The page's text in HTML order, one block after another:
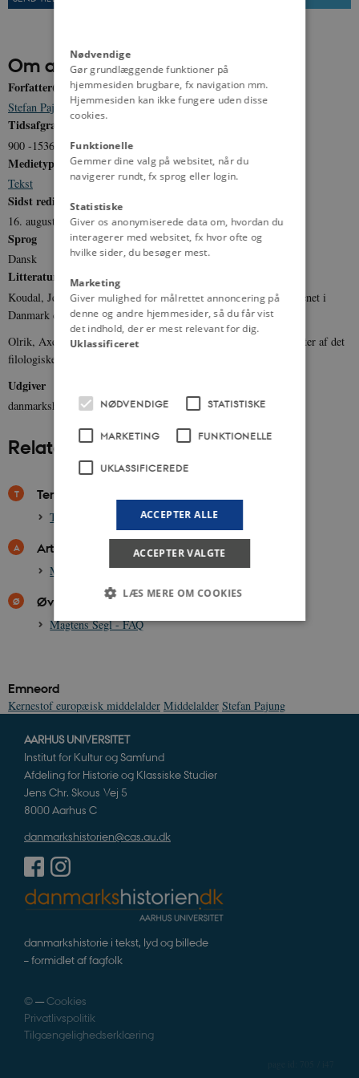
Om artiklen
Forfatter(e)
Stefan Pajung
Tidsafgrænsning
900 -1536
Medietype
Tekst
Sidst redigeret
16. august 2011
Sprog
Dansk
Litteratur
Koudal, Jens Henrik: For borgere og bønder. Stadsmusikantvæsenet i
Danmark ca. 1660-1800 (2000).
Olrik, Axel: Middelalderens vandrende Spillemænd, i Smaaskrifter af det
filologiske Samfund (1886).
Udgiver
danmarkshistorien.dk
Relateret indhold
Temaer
Tema om Magtens Segl, 1458
Artikler
Musikliv i Sønderjylland
Øvrige
Magtens Segl - FAQ
Emneord
Kernestof europæisk middelalder Middelalder Stefan Pajung
AARHUS UNIVERSITET
Institut for Kultur og Samfund
Afdeling for Historie og Klassiske Studier
Jens Chr. Skous Vej 5
8000 Aarhus C
danmarkshistorien@cas.au.dk
danmarkshistorie i tekst, lyd og billede
– formidlet af fagfolk
©—Cookies
Privatlivspolitik
Tilgængelighedserklæring
Nødvendige
Gør grundlæggende funktioner på
hjemmesiden brugbare, fx navigation mm.
Hjemmesiden kan ikke fungere uden disse
cookies.
Funktionelle
Gemmer dine valg på websitet, når du
navigerer rundt, fx sprog eller login.
Statistiske
Giver os anonymiserede data om, hvordan du
interagerer med websitet, fx hvor ofte og
hvilke sider, du besøger mest.
Marketing
Giver mulighed for målrettet annoncering på
denne og andre hjemmesider, så du får vist
det indhold, der er mest relevant for dig.
Uklassificeret
NØDVENDIGE STATISTISKE
MARKETING FUNKTIONELLE
UKLASSIFICEREDE
ACCEPTER ALLE
ACCEPTER VALGTE
LÆS MERE OM COOKIES
Nødvendige cookies hjælper med at gøre
hjemmesiden brugbar ved at aktivere nogle
Hjemmesiden kan ikke fungerer uden disse
cookies.
Navn
Udbyder / Domæne
be_typo_user
.spotify.com
sp_landing